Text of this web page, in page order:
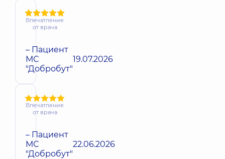
Впечатление
от врача
– Пациент
МС
"Добробут"
19.07.2026
Впечатление
от врача
– Пациент
МС
"Добробут"
22.06.2026